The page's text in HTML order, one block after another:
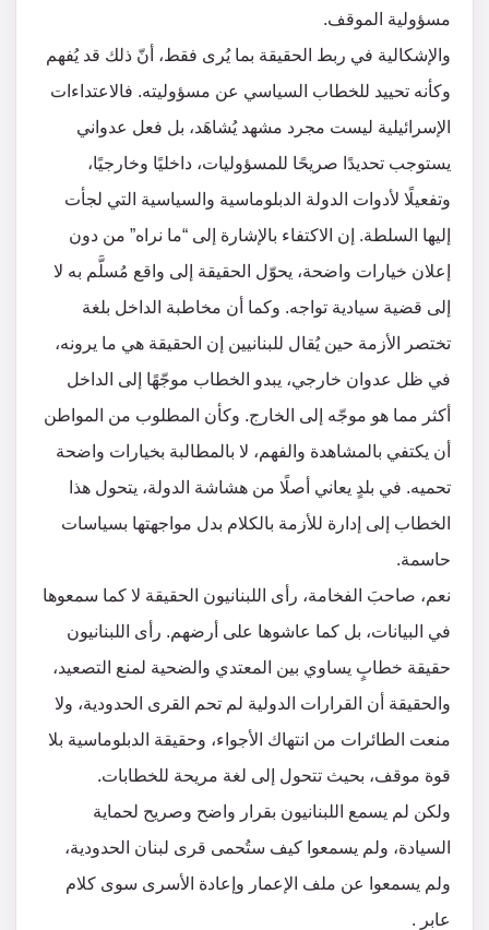
مسؤولية الموقف.
والإشكالية في ربط الحقيقة بما يُرى فقط، أنّ ذلك قد يُفهم
وكأنه تحييد للخطاب السياسي عن مسؤوليته. فالاعتداءات
الإسرائيلية ليست مجرد مشهد يُشاهَد، بل فعل عدواني
يستوجب تحديدًا صريحًا للمسؤوليات، داخليًا وخارجيًا،
وتفعيلًا لأدوات الدولة الدبلوماسية والسياسية التي لجأت
إليها السلطة. إن الاكتفاء بالإشارة إلى “ما نراه” من دون
إعلان خيارات واضحة، يحوّل الحقيقة إلى واقع مُسلَّم به لا
إلى قضية سيادية تواجه. وكما أن مخاطبة الداخل بلغة
تختصر الأزمة حين يُقال للبنانيين إن الحقيقة هي ما يرونه،
في ظل عدوان خارجي، يبدو الخطاب موجّهًا إلى الداخل
أكثر مما هو موجّه إلى الخارج. وكأن المطلوب من المواطن
أن يكتفي بالمشاهدة والفهم، لا بالمطالبة بخيارات واضحة
تحميه. في بلدٍ يعاني أصلًا من هشاشة الدولة، يتحول هذا
الخطاب إلى إدارة للأزمة بالكلام بدل مواجهتها بسياسات
حاسمة.
نعم، صاحبَ الفخامة، رأى اللبنانيون الحقيقة لا كما سمعوها
في البيانات، بل كما عاشوها على أرضهم. رأى اللبنانيون
حقيقة خطابٍ يساوي بين المعتدي والضحية لمنع التصعيد،
والحقيقة أن القرارات الدولية لم تحم القرى الحدودية، ولا
منعت الطائرات من انتهاك الأجواء، وحقيقة الدبلوماسية بلا
قوة موقف، بحيث تتحول إلى لغة مريحة للخطابات.
ولكن لم يسمع اللبنانيون بقرار واضح وصريح لحماية
السيادة، ولم يسمعوا كيف ستُحمى قرى لبنان الحدودية،
ولم يسمعوا عن ملف الإعمار وإعادة الأسرى سوى كلام
عابر .